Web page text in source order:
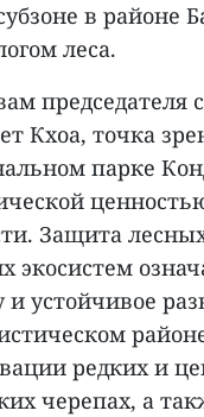
в районе
леса.
председателя
Кхоа, точка
парке
Защита
экосистем
и устойчивое
редких и
черепах, а